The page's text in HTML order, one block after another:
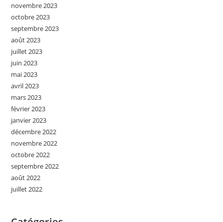
novembre 2023
octobre 2023
septembre 2023
août 2023
juillet 2023
juin 2023
mai 2023
avril 2023
mars 2023
février 2023
janvier 2023
décembre 2022
novembre 2022
octobre 2022
septembre 2022
août 2022
juillet 2022